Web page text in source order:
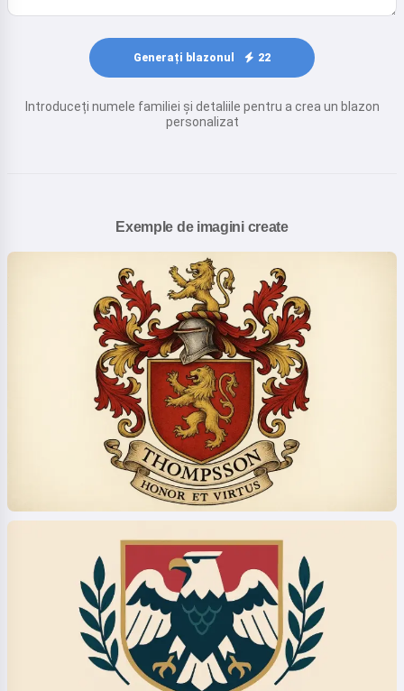
Generați blazonul 22
Introduceți numele familiei și detaliile pentru a crea un blazon
personalizat
Exemple de imagini create